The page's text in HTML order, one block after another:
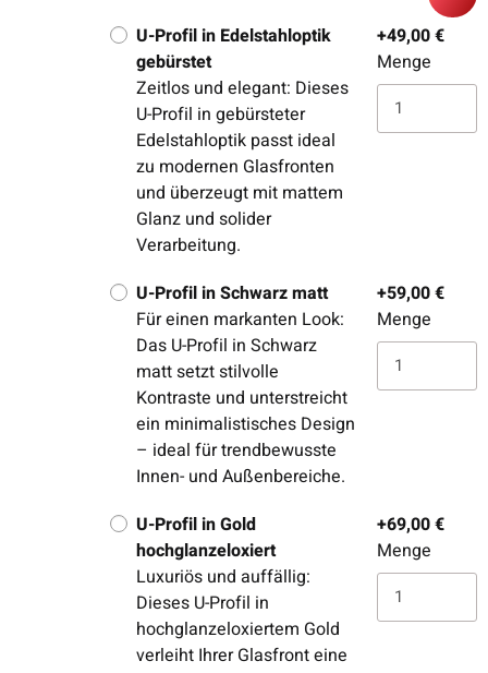
U-Profil in Edelstahloptik
gebürstet
Zeitlos und elegant: Dieses
U-Profil in gebürsteter
Edelstahloptik passt ideal
zu modernen Glasfronten
und überzeugt mit mattem
Glanz und solider
Verarbeitung.
+49,00 €
Menge
U-Profil in Schwarz matt
Für einen markanten Look:
Das U-Profil in Schwarz
matt setzt stilvolle
Kontraste und unterstreicht
ein minimalistisches Design
– ideal für trendbewusste
Innen- und Außenbereiche.
+59,00 €
Menge
U-Profil in Gold
hochglanzeloxiert
Luxuriös und auffällig:
Dieses U-Profil in
hochglanzeloxiertem Gold
verleiht Ihrer Glasfront eine
+69,00 €
Menge